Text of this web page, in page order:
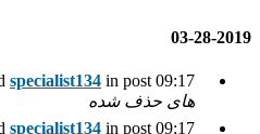
Cero Miedoquoted پست
Cero Miedoquoted اخبار